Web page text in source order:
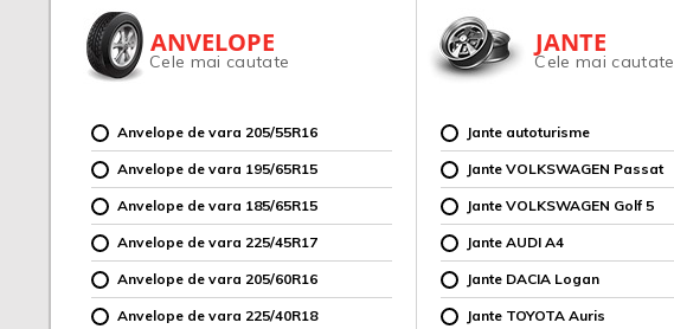
ANVELOPE
Cele mai cautate
Anvelope de vara 205/55R16
Anvelope de vara 195/65R15
Anvelope de vara 185/65R15
Anvelope de vara 225/45R17
Anvelope de vara 205/60R16
Anvelope de vara 225/40R18
JANTE
Cele mai cautate
Jante autoturisme
Jante VOLKSWAGEN Passat
Jante VOLKSWAGEN Golf 5
Jante AUDI A4
Jante DACIA Logan
Jante TOYOTA Auris